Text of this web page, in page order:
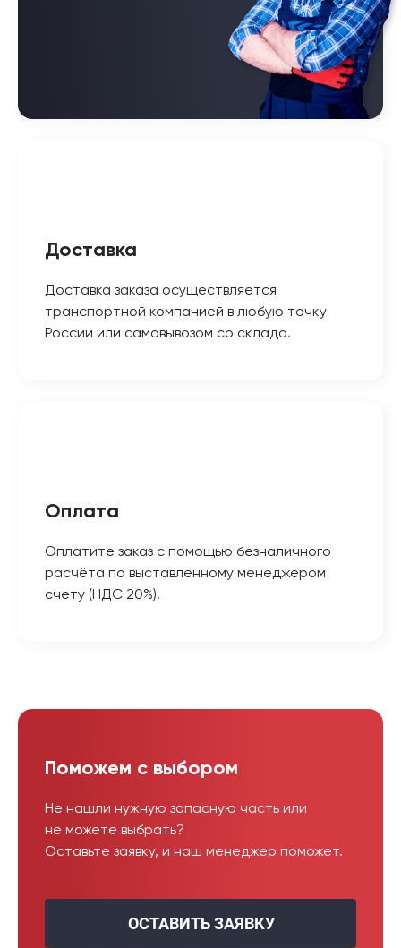
Доставка
Доставка заказа осуществляется
транспортной компанией в любую точку
России или самовывозом со склада.
Оплата
Оплатите заказ с помощью безналичного
расчёта по выставленному менеджером
счету (НДС 20%).
Поможем с выбором
Не нашли нужную запасную часть или
не можете выбрать?
Оставьте заявку, и наш менеджер поможет.
ОСТАВИТЬ ЗАЯВКУ